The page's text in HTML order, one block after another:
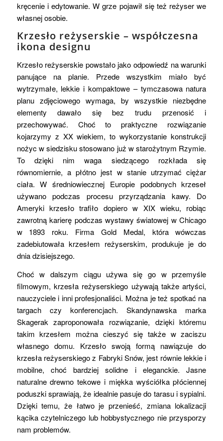
kręcenie i edytowanie. W grze pojawił się też reżyser we
własnej osobie.
Krzesło reżyserskie – współczesna
ikona designu
Krzesło reżyserskie powstało jako odpowiedź na warunki
panujące na planie. Przede wszystkim miało być
wytrzymałe, lekkie i kompaktowe – tymczasowa natura
planu zdjęciowego wymaga, by wszystkie niezbędne
elementy dawało się bez trudu przenosić i
przechowywać. Choć to praktyczne rozwiązanie
kojarzymy z XX wiekiem, to wykorzystanie konstrukcji
nożyc w siedzisku stosowano już w starożytnym Rzymie.
To dzięki nim waga siedzącego rozkłada się
równomiernie, a płótno jest w stanie utrzymać ciężar
ciała. W średniowiecznej Europie podobnych krzeseł
używano podczas procesu przyrządzania kawy. Do
Ameryki krzesło trafiło dopiero w XIX wieku, robiąc
zawrotną karierę podczas wystawy światowej w Chicago
w 1893 roku. Firma Gold Medal, która wówczas
zadebiutowała krzesłem reżyserskim, produkuje je do
dnia dzisiejszego.
Choć w dalszym ciągu używa się go w przemyśle
filmowym, krzesła reżyserskiego używają także artyści,
nauczyciele i inni profesjonaliści. Można je też spotkać na
targach czy konferencjach. Skandynawska marka
Skagerak zaproponowała rozwiązanie, dzięki któremu
takim krzesłem można cieszyć się także w zaciszu
własnego domu. Krzesło swoją formą nawiązuje do
krzesła reżyserskiego z Fabryki Snów, jest równie lekkie i
mobilne, choć bardziej solidne i eleganckie. Jasne
naturalne drewno tekowe i miękka wyściółka płóciennej
poduszki sprawiają, że idealnie pasuje do tarasu i sypialni.
Dzięki temu, że łatwo je przenieść, zmiana lokalizacji
kącika czytelniczego lub hobbystycznego nie przysporzy
nam problemów.